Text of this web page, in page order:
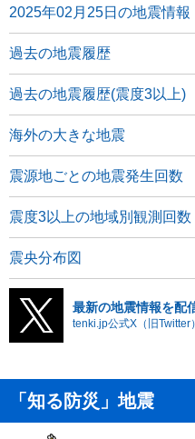
2025年02月25日の地震情報
過去の地震履歴
過去の地震履歴(震度3以上)
海外の大きな地震
震源地ごとの地震発生回数
震度3以上の地域別観測回数
震央分布図
最新の地震情報を配
tenki.jp公式X（旧Twitter
「知る防災」地震